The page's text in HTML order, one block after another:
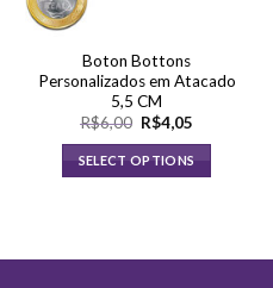
Boton Bottons
Personalizados em Atacado
5,5 CM
R$6,00 O
preço
original
era:
R$6,00.
R$4,05
atual
é:
R$4,05.
SELECT OPTIONS